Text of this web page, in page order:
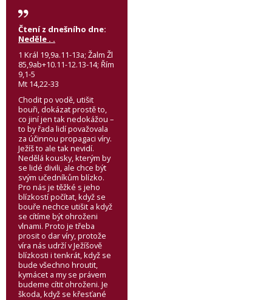
Čtení z dnešního dne:
Neděle . .
1 Král 19,9a.11-13a; Žalm Žl
85,9ab+10.11-12.13-14; Řím
9,1-5
Mt 14,22-33
Chodit po vodě, utišit
bouři, dokázat prostě to,
co jiní jen tak nedokážou –
to by řada lidí považovala
za účinnou propagaci víry.
Ježíš to ale tak nevidí.
Nedělá kousky, kterým by
se lidé divili, ale chce být
svým učedníkům blízko.
Pro nás je těžké s jeho
blízkostí počítat, když se
bouře nechce utišit a když
se cítíme být ohroženi
vlnami. Proto je třeba
prosit o dar víry, protože
víra nás udrží v Ježíšově
blízkosti i tenkrát, když se
bude všechno hroutit,
kymácet a my se právem
budeme cítit ohroženi. Je
škoda, když se křesťané